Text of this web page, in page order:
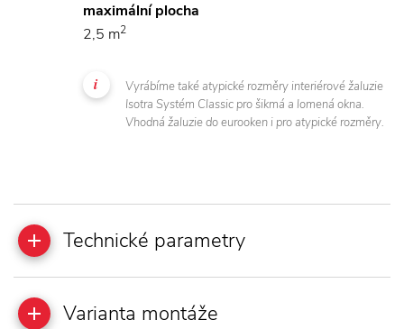
maximální plocha
2,5 m2
Vyrábíme také atypické rozměry interiérové žaluzie
Isotra Systém Classic pro šikmá a lomená okna.
Vhodná žaluzie do eurooken i pro atypické rozměry.
Technické parametry
Varianta montáže